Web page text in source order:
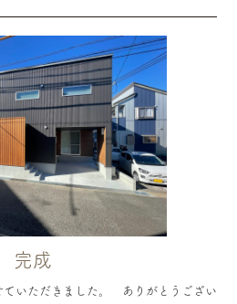
完成
ていただきました。 ありがとうござい